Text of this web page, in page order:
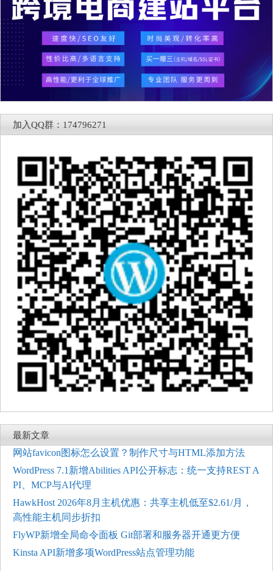
加入QQ群：174796271
最新文章
网站favicon图标怎么设置？制作尺寸与HTML添加方法
WordPress 7.1新增Abilities API公开标志：统一支持REST A
PI、MCP与AI代理
HawkHost 2026年8月主机优惠：共享主机低至$2.61/月，
高性能主机同步折扣
FlyWP新增全局命令面板 Git部署和服务器开通更方便
Kinsta API新增多项WordPress站点管理功能